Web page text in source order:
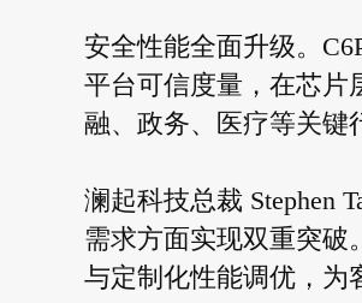
安全性能全面升级。
平台可信度量，在芯片
融、政务、医疗等关键
澜起科技总裁 Stephen
需求方面实现双重突破
与定制化性能调优，为